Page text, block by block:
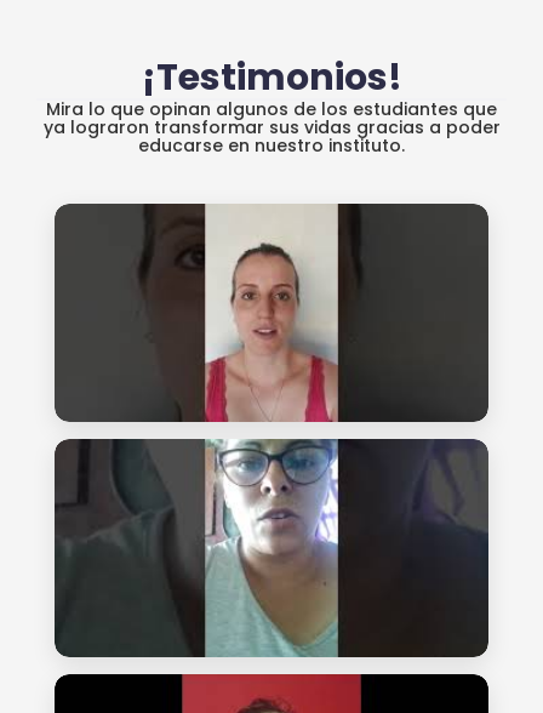
¡Testimonios!
Mira lo que opinan algunos de los estudiantes que
ya lograron transformar sus vidas gracias a poder
educarse en nuestro instituto.